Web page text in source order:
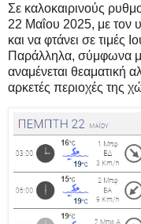
Σε καλοκαιρινούς
22 Μαΐου 2025, με τον
και να φτάνει σε τιμές
Παράλληλα, σύμφωνα
αναμένεται θεαματική
αρκετές περιοχές της